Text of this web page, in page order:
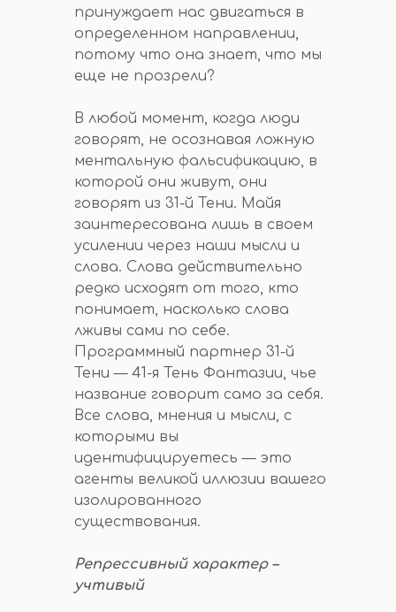
принуждает нас двигаться в
определенном направлении,
потому что она знает, что мы
еще не прозрели?
В любой момент, когда люди
говорят, не осознавая ложную
ментальную фальсификацию, в
которой они живут, они
говорят из 31-й Тени. Майя
заинтересована лишь в своем
усилении через наши мысли и
слова. Слова действительно
редко исходят от того, кто
понимает, насколько слова
лживы сами по себе.
Программный партнер 31-й
Тени — 41-я Тень Фантазии, чье
название говорит само за себя.
Все слова, мнения и мысли, с
которыми вы
идентифицируетесь — это
агенты великой иллюзии вашего
изолированного
существования.
Репрессивный характер –
учтивый